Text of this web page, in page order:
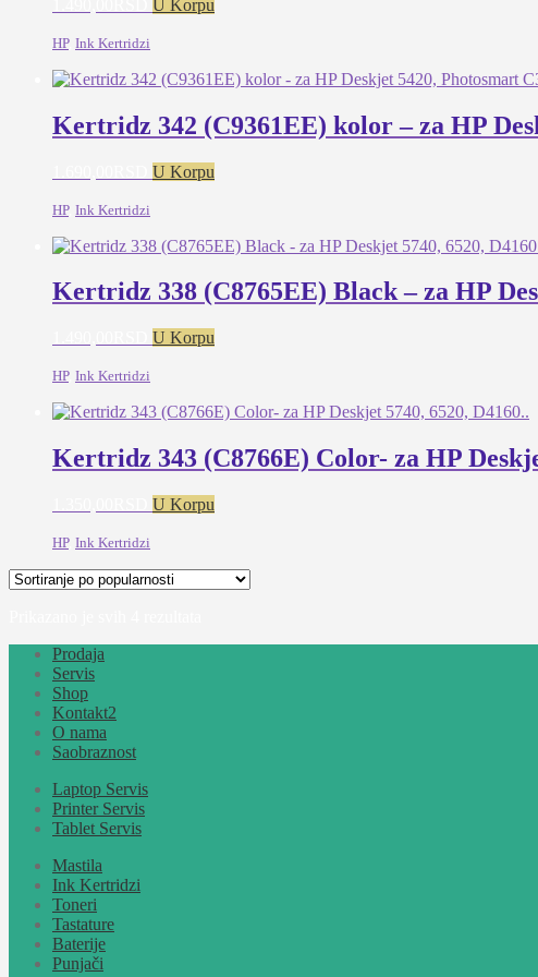
U Korpu
HP, Ink Kertridzi
Kertridz 342 (C9361EE) kolor – za HP
U Korpu
HP, Ink Kertridzi
Kertridz 338 (C8765EE) Black – za HP
U Korpu
HP, Ink Kertridzi
Kertridz 343 (C8766E) Color- za HP
U Korpu
HP, Ink Kertridzi
Prodaja
Servis
Shop
Kontakt2
O nama
Saobraznost
Laptop Servis
Printer Servis
Tablet Servis
Mastila
Ink Kertridzi
Toneri
Tastature
Baterije
Punjači